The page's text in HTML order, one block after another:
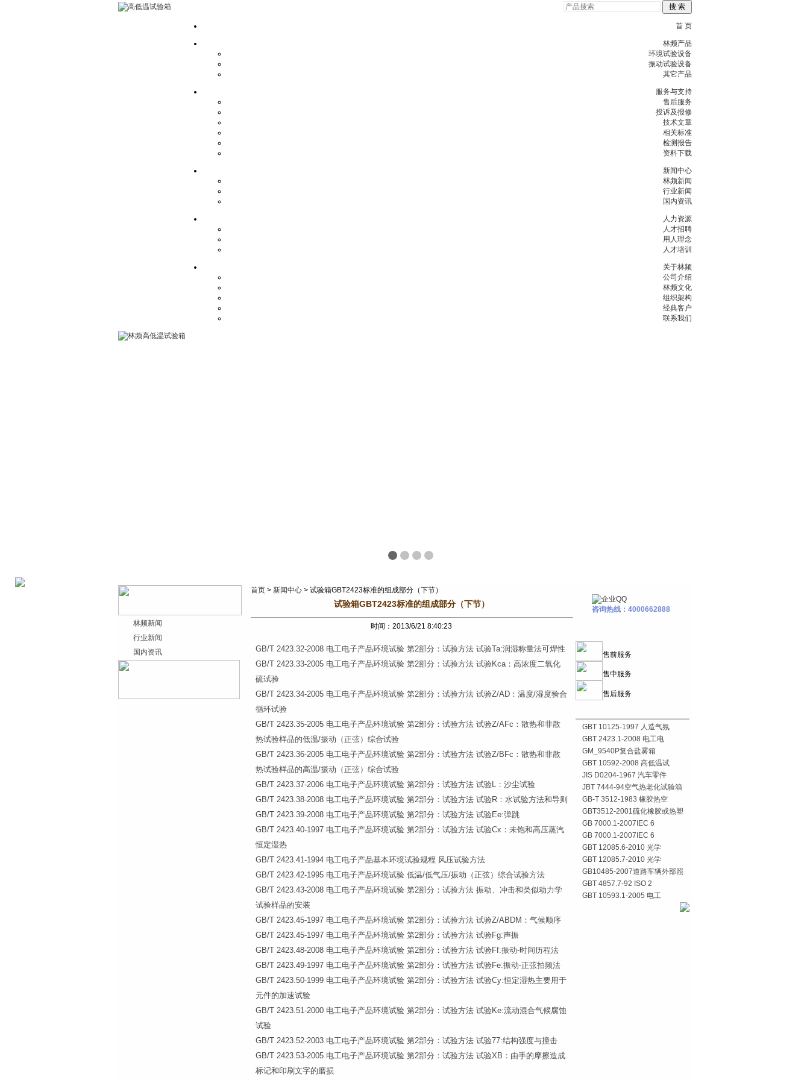
首 页
林频产品
环境试验设备
振动试验设备
其它产品
服务与支持
售后服务
投诉及报修
技术文章
相关标准
检测报告
资料下载
新闻中心
林频新闻
行业新闻
国内资讯
人力资源
人才招聘
用人理念
人才培训
关于林频
公司介绍
林频文化
组织架构
经典客户
联系我们
林频新闻
行业新闻
国内资讯
首页 > 新闻中心 > 试验箱GBT2423标准的组成部分（下节）
试验箱GBT2423标准的组成部分（下节）
时间：2013/6/21 8:40:23
GB/T 2423.32-2008 电工电子产品环境试验 第2部分：试验方法 试验Ta:润湿称量法可焊性
GB/T 2423.33-2005 电工电子产品环境试验 第2部分：试验方法 试验Kca：高浓度二氧化
硫试验
GB/T 2423.34-2005 电工电子产品环境试验 第2部分：试验方法 试验Z/AD：温度/湿度验合
循环试验
GB/T 2423.35-2005 电工电子产品环境试验 第2部分：试验方法 试验Z/AFc：散热和非散
热试验样品的低温/振动（正弦）综合试验
GB/T 2423.36-2005 电工电子产品环境试验 第2部分：试验方法 试验Z/BFc：散热和非散
热试验样品的高温/振动（正弦）综合试验
GB/T 2423.37-2006 电工电子产品环境试验 第2部分：试验方法 试验L：沙尘试验
GB/T 2423.38-2008 电工电子产品环境试验 第2部分：试验方法 试验R：水试验方法和导则
GB/T 2423.39-2008 电工电子产品环境试验 第2部分：试验方法 试验Ee:弹跳
GB/T 2423.40-1997 电工电子产品环境试验 第2部分：试验方法 试验Cx：未饱和高压蒸汽
恒定湿热
GB/T 2423.41-1994 电工电子产品基本环境试验规程 风压试验方法
GB/T 2423.42-1995 电工电子产品环境试验 低温/低气压/振动（正弦）综合试验方法
GB/T 2423.43-2008 电工电子产品环境试验 第2部分：试验方法 振动、冲击和类似动力学
试验样品的安装
GB/T 2423.45-1997 电工电子产品环境试验 第2部分：试验方法 试验Z/ABDM：气候顺序
GB/T 2423.45-1997 电工电子产品环境试验 第2部分：试验方法 试验Fg:声振
GB/T 2423.48-2008 电工电子产品环境试验 第2部分：试验方法 试验Ff:振动-时间历程法
GB/T 2423.49-1997 电工电子产品环境试验 第2部分：试验方法 试验Fe:振动-正弦拍频法
GB/T 2423.50-1999 电工电子产品环境试验 第2部分：试验方法 试验Cy:恒定湿热主要用于
元件的加速试验
GB/T 2423.51-2000 电工电子产品环境试验 第2部分：试验方法 试验Ke:流动混合气候腐蚀
试验
GB/T 2423.52-2003 电工电子产品环境试验 第2部分：试验方法 试验77:结构强度与撞击
GB/T 2423.53-2005 电工电子产品环境试验 第2部分：试验方法 试验XB：由手的摩擦造成
标记和印刷文字的磨损
咨询热线：4000662888
售前服务
售中服务
售后服务
GBT 10125-1997 人造气氛
GBT 2423.1-2008 电工电
GM_9540P复合盐雾箱
GBT 10592-2008 高低温试
JIS D0204-1967 汽车零件
JBT 7444-94空气热老化试验箱
GB-T 3512-1983 橡胶热空
GBT3512-2001硫化橡胶或热塑
GB 7000.1-2007IEC 6
GB 7000.1-2007IEC 6
GBT 12085.6-2010 光学
GBT 12085.7-2010 光学
GB10485-2007道路车辆外部照
GBT 4857.7-92 ISO 2
GBT 10593.1-2005 电工